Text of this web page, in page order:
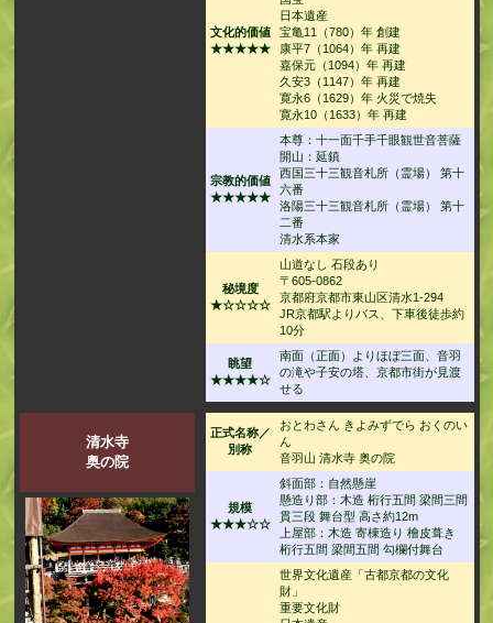
文化的価値
★★★★★
日本遺産
宝亀11（780）年 創建
康平7（1064）年 再建
嘉保元（1094）年 再建
久安3（1147）年 再建
寛永6（1629）年 火災で焼失
寛永10（1633）年 再建
宗教的価値
★★★★★
本尊：十一面千手千眼観世音菩薩
開山：延鎮
西国三十三観音札所（霊場） 第十
六番
洛陽三十三観音札所（霊場） 第十
二番
清水系本家
秘境度
★☆☆☆☆
山道なし 石段あり
〒605-0862
京都府京都市東山区清水1-294
JR京都駅よりバス、下車後徒歩約
10分
眺望
★★★★☆
南面（正面）よりほぼ三面、音羽
の滝や子安の塔、京都市街が見渡
せる
清水寺
奥の院
正式名称／
別称
おとわさん きよみずでら おくのい
ん
音羽山 清水寺 奥の院
規模
★★★☆☆
斜面部：自然懸崖
懸造り部：木造 桁行五間 梁間三間
貫三段 舞台型 高さ約12m
上屋部：木造 寄棟造り 檜皮葺き
桁行五間 梁間五間 勾欄付舞台
世界文化遺産「古都京都の文化
財」
重要文化財